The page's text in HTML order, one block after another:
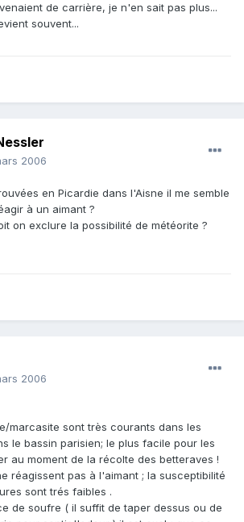
de carrière, je n'en sait pas plus...
souvent...
2006
en Picardie dans l'Aisne il me semble
à un aimant ?
on exclure la possibilité de météorite ?
2006
marcasite sont très courants dans les
le bassin parisien; le plus facile pour les
au moment de la récolte des betteraves !
réagissent pas à l'aimant ; la susceptibilité
sont trés faibles .
de soufre ( il suffit de taper dessus ou de